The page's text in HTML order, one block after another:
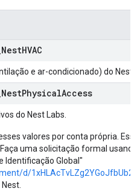
NestHVAC
e ar-condicionado) do Nest.
NestPhysicalAccess
do Nest Labs.
valores por conta própria.
uma solicitação formal usando
Identificação Global"
d/